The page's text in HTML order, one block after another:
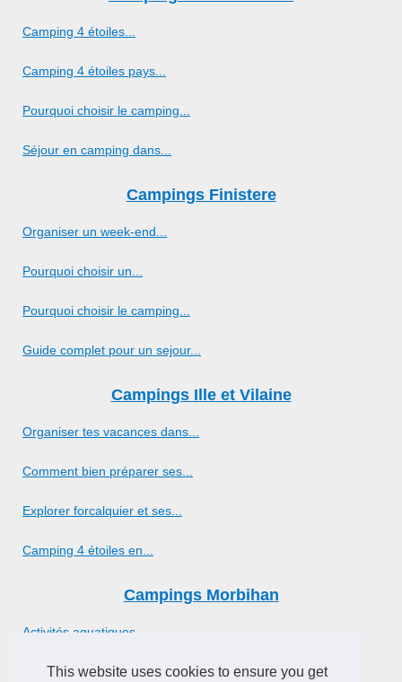
This website uses cookies to ensure you get
Camping 4 étoiles...
Camping 4 étoiles pays...
Pourquoi choisir le camping...
Séjour en camping dans...
Campings Finistere
Organiser un week-end...
Pourquoi choisir un...
Pourquoi choisir le camping...
Guide complet pour un sejour...
Campings Ille et Vilaine
Organiser tes vacances dans...
Comment bien préparer ses...
Explorer forcalquier et ses...
Camping 4 étoiles en...
Campings Morbihan
Activités aquatiques...
Camping 4 étoiles saint jean...